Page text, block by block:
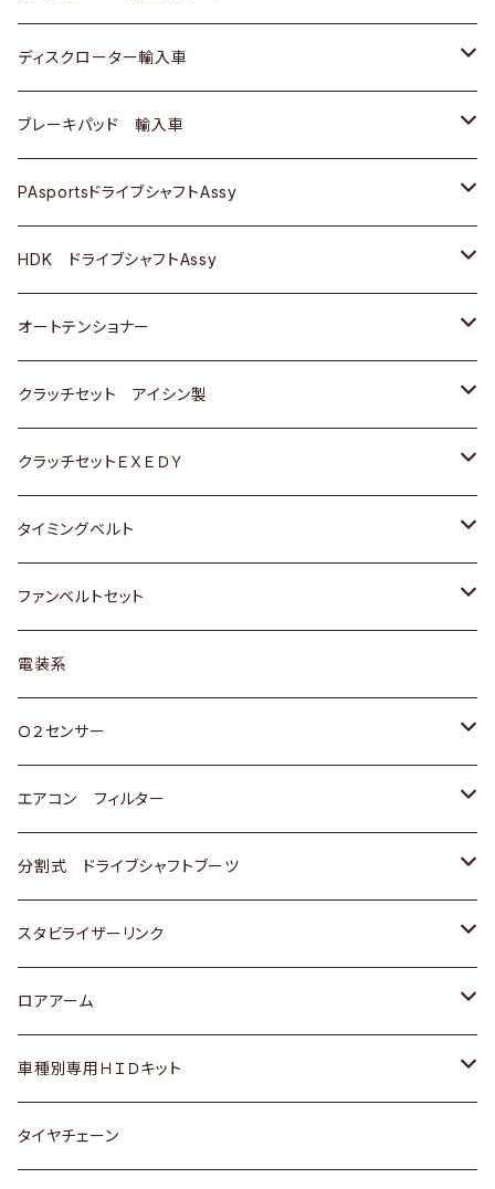
スバル
マツダ
三菱
スバル
ＢＥＮＺ
マツダ
三菱
スバル
ダイハツ
マツダ
三菱
スバル
日産
ダイハツ
マツダ
三菱
スバル
スズキ
日産
ダイハツ
マツダ
三菱
スバル
スズキ
日産
ダイハツ
マツダ
三菱
スバル
トヨタ
ホンダ
スズキ
日産
いすゞ
ダイハツ
マツダ
三菱
スバル
日野
ディスクローター輸入車
ＡＵＤＩ
ＢＥＮＺ
ＢＭＷ
GOLF
ＷＡＧＥＮ
アストロ（シボレー）
クライスラー
ブレーキパッド 輸入車
ＢＥＮＺ
ＢＭＷ
ＷＡＧＥＮ
ＶＯＬＶＯ
PAsportsドライブシャフトAssy
トヨタ
ホンダ
スズキ
日産
ダイハツ
マツダ
三菱
スバル
HDK ドライブシャフトAssy
スズキ
ダイハツ
日産
ホンダ
マツダ
オートテンショナー
トヨタ
クラッチセット アイシン製
ホンダ
スズキ
ダイハツ
マツダ
三菱
スバル
クラッチセットＥＸＥＤＹ
ホンダ
スズキ
日産
ダイハツ
マツダ
三菱
スバル
タイミングベルト
トヨタ
スズキ
ダイハツ
三菱
スバル
ファンベルトセット
トヨタ
ホンダ
スズキ
日産
いすゞ
ダイハツ
マツダ
三菱
電装系
Ｏ２センサー
トヨタ
ホンダ
スズキ
日産
ダイハツ
マツダ
エアコン フィルター
トヨタ
ホンダ
スズキ
日産
いすゞ
分割式 ドライブシャフトブーツ
トヨタ
ホンダ
スズキ
日産
スタビライザーリンク
トヨタ
ホンダ
スズキ
ロアアーム
ホンダ
スズキ
車種別専用ＨＩＤキット
トヨタ
タイヤチェーン